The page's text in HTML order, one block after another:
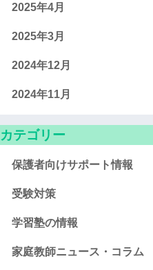
2025年4月
2025年3月
2024年12月
2024年11月
カテゴリー
保護者向けサポート情報
受験対策
学習塾の情報
家庭教師ニュース・コラム